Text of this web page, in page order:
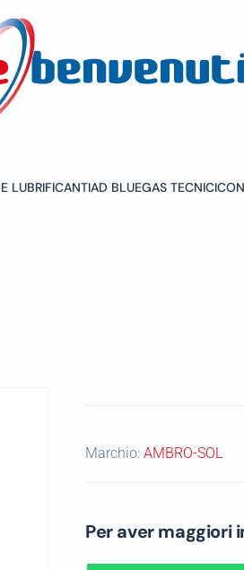
LUBRIFICANTIAD BLUEGAS TECNICI
Marchio: AMBRO-SOL
Per aver maggiori